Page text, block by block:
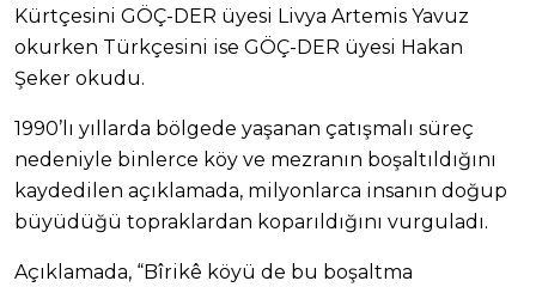
Kürtçesini GÖÇ-DER üyesi Livya Artemis Yavuz
okurken Türkçesini ise GÖÇ-DER üyesi Hakan
Şeker okudu.
1990’lı yıllarda bölgede yaşanan çatışmalı süreç
nedeniyle binlerce köy ve mezranın boşaltıldığını
kaydedilen açıklamada, milyonlarca insanın doğup
büyüdüğü topraklardan koparıldığını vurguladı.
Açıklamada, “Bîrikê köyü de bu boşaltma